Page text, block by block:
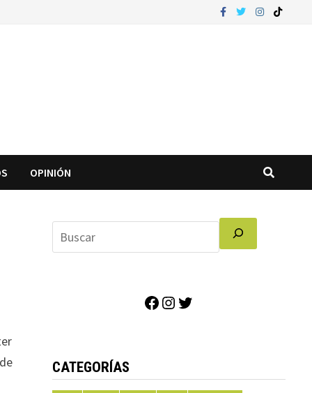
OPINIÓN
Facebook
Instagram
CATEGORÍAS